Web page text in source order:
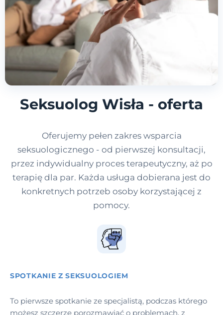
Seksuolog Wisła - oferta
Oferujemy pełen zakres wsparcia
seksuologicznego - od pierwszej konsultacji,
przez indywidualny proces terapeutyczny, aż po
terapię dla par. Każda usługa dobierana jest do
konkretnych potrzeb osoby korzystającej z
pomocy.
SPOTKANIE Z SEKSUOLOGIEM
To pierwsze spotkanie ze specjalistą, podczas którego
możesz szczerze porozmawiać o problemach, z